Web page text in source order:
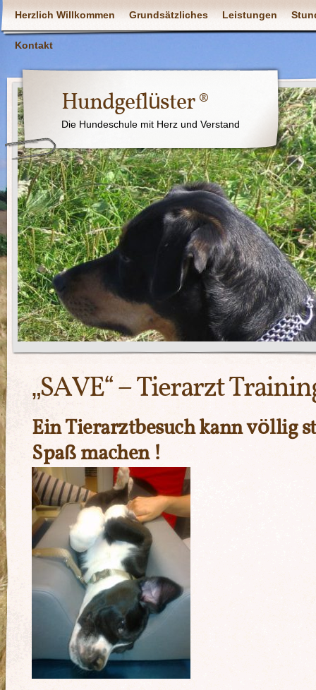
Herzlich Willkommen Grundsätzliches Leistungen
Kontakt
Hundgeflüster ®
Die Hundeschule mit Herz und Verstand
„SAVE“ – Tierarzt
Ein Tierarztbesuch kann völlig
Spaß machen !